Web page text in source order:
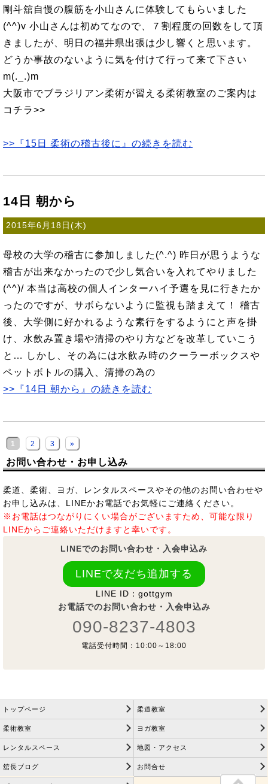
剛斗舘自慢の腹筋を小山さんに体験してもらいました
(^^)v 小山さんは初めてなので、７割程度の回数をして頂
きましたが、明日の福井県出張は少し響くと思います。
どうか事故のないように気を付けて行って来て下さい
m(._.)m
大阪市でブラジリアン柔術が習える柔術教室のご案内は
コチラ>>
>>『15日 柔術の稽古後に』の続きを読む
14日 朝から
2015年6月18日(木)
母校の大学の稽古に参加しました(^.^) 昨日が思うような
稽古が出来なかったので少し気合いを入れてやりました
(^^)/ 本当は高校の個人インターハイ予選を見に行きたか
ったのですが、サボらないように監視も踏まえて！ 稽古
後、大学側に好かれるような素行をするようにと声を掛
け、水飲み置き場や清掃のやり方などを改革していこう
と… しかし、その為には水飲み時のクーラーボックスや
ペットボトルの購入、清掃の為の
>>『14日 朝から』の続きを読む
1 2 3 »
お問い合わせ・お申し込み
柔道、柔術、ヨガ、レンタルスペースやその他のお問い合わせや
お申し込みは、LINEかお電話でお気軽にご連絡ください。
※お電話はつながりにくい場合がございますため、可能な限り
LINEからご連絡いただけますと幸いです。
LINEでのお問い合わせ・入会申込み
LINEで友だち追加する
LINE ID：gottgym
お電話でのお問い合わせ・入会申込み
090-8237-4803
電話受付時間：10:00～18:00
トップページ 柔道教室
柔術教室 ヨガ教室
レンタルスペース 地図・アクセス
舘長ブログ お問合せ